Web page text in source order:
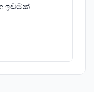
ඉඩමක්